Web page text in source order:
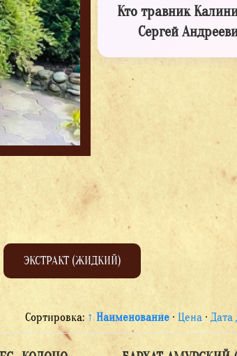
Кто травник
Сергей
ЭКСТРАКТ (ЖИДКИЙ)
Сортировка: ↑ Наименование · Цена · Дата